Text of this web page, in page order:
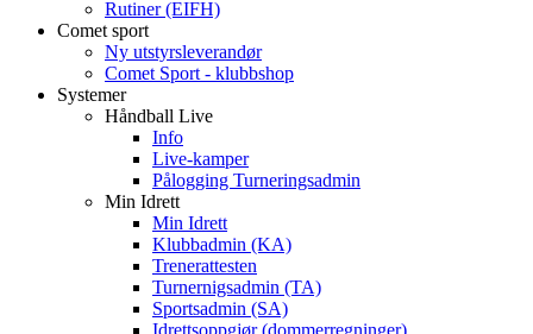
Rutiner (EIFH)
Comet sport
Ny utstyrsleverandør
Comet Sport - klubbshop
Systemer
Håndball Live
Info
Live-kamper
Pålogging Turneringsadmin
Min Idrett
Min Idrett
Klubbadmin (KA)
Trenerattesten
Turnernigsadmin (TA)
Sportsadmin (SA)
Idrettsoppgjør (dommerregninger)